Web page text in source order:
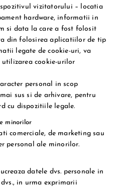
vizitatorului – locatia
hardware, informatii in
si data la care a fost folosit
din folosirea aplicatiilor de tip
legate de cookie-uri, va
cookie-urilor
personal in scop
sus si de arhivare, pentru
cu dispozitiile legale.
minorilor
comerciale, de marketing sau
personal ale minorilor.
datele dvs. personale in
in urma exprimarii